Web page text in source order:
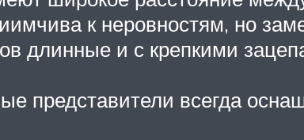
к неровностям, но
длинные и с крепкими
представители всегда